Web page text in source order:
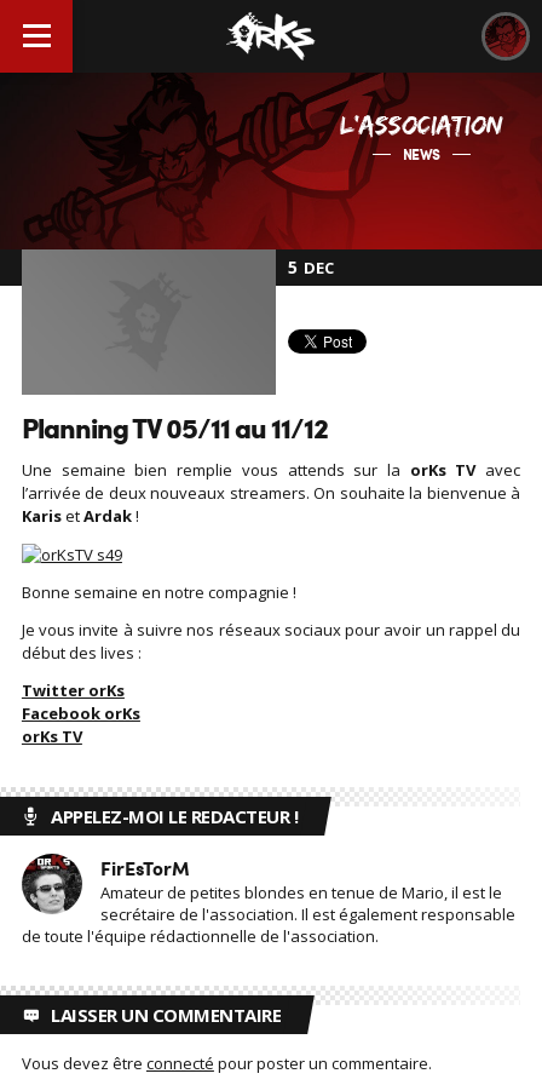
L'ASSOCIATION
NEWS
5 DEC
Planning TV 05/11 au 11/12
Une semaine bien remplie vous attends sur la orKs TVavec
l’arrivée de deux nouveaux streamers. On souhaite la bienvenue à
KarisetArdak!
Bonne semaine en notre compagnie !
Je vous invite à suivre nos réseaux sociaux pour avoir un rappel du
début des lives :
Twitter orKs
Facebook orKs
orKs TV
APPELEZ-MOI LE REDACTEUR !
FirEsTorM
Amateur de petites blondes en tenue de Mario, il est le
secrétaire de l'association. Il est également responsable
de toute l'équipe rédactionnelle de l'association.
LAISSER UN COMMENTAIRE
Vous devez être connecté pour poster un commentaire.